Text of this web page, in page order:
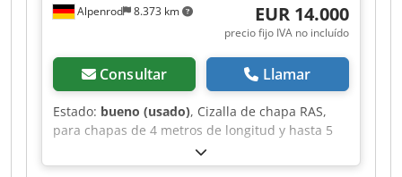
Alpenrod 8.373 km EUR 14.000
precio fijo IVA no incluído
Consultar Llamar
Estado: bueno (usado), Cizalla de chapa RAS,
para chapas de 4 metros de longitud y hasta 5
mm de espesor, en buen estado y con función
de retención. Dkedpfx Afjzgf Uqetsr